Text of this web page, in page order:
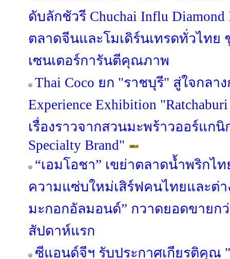
ดับลักชัวรี Chuchai Influ
ตลาดจีนและโมเดิร์นเทรดทั่วไทย
เซนเตอร์การันตีคุณภาพ
Thai Coco ยก "ราชบุรี" สู่ใจกลาง
Experience Exhibition
เรื่องราวจากสวนมะพร้าวออร์แกนิ
Specialty Brand"
“เอมโอชา” เขย่าตลาดน้ำพริกไ
ความแซ่บใหม่เสิร์ฟคนไทยและต่
มะกอกอัลมอนด์” กวาดยอดขายกว่
สัปดาห์แรก
ซีแอนด์จีฯ รับประกาศเกียรติคุณ